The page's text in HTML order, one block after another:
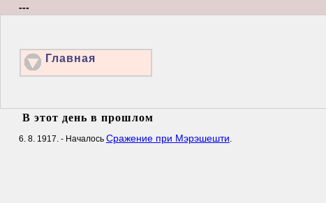
---
Главная
В этот день в прошлом
6. 8. 1917. - Началось Сражение при Мэрэшешти.